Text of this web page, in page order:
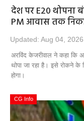
देश पर E20 थोपना
PM आवास तक
Updated: Aug 04,
अरविंद केजरीवाल ने कहा कि
थोपा जा रहा है। इसे रोकने
होगा।
CG Info